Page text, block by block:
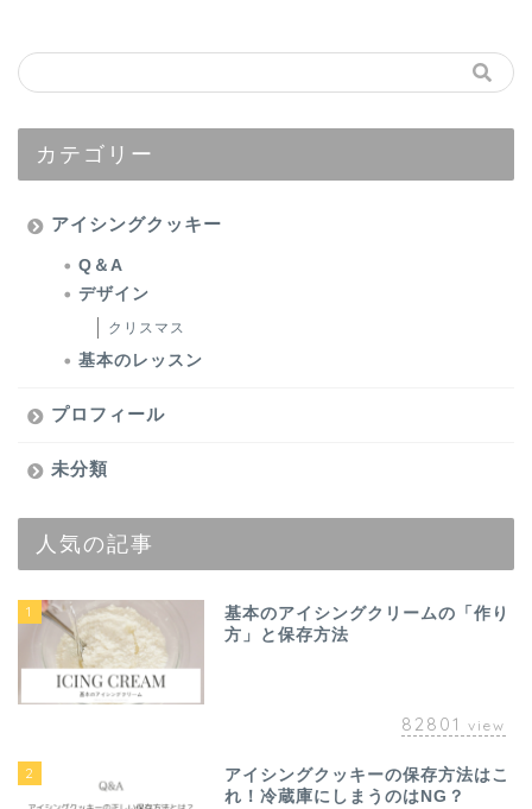
カテゴリー
アイシングクッキー
Q＆A
デザイン
クリスマス
基本のレッスン
プロフィール
未分類
人気の記事
1
基本のアイシングクリームの「作り
方」と保存方法
82801 view
2
アイシングクッキーの保存方法はこ
れ！冷蔵庫にしまうのはNG？